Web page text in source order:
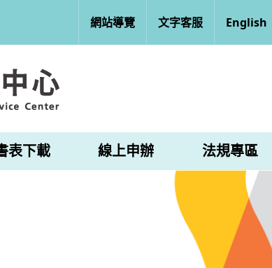
網站導覽 文字客服 English
表下載 線上申辦 法規專區